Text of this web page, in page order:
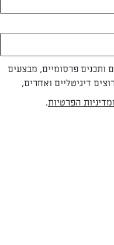
ותכנים פרסומיים, מבצעים
דיגיטליים ואחרים,
הפרטיות.